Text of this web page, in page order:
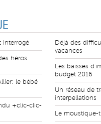
interrogé
héros
le bébé
+clic-clic-
Déjà des
vacances
Les baisses
budget 2016
Un réseau de
interpellations
Le moustique-